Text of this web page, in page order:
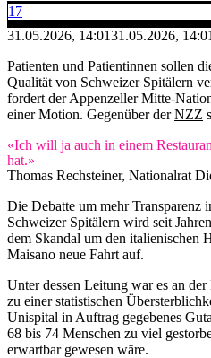
17
31.05.2026, 14:0131.05.2026, 14:01
Patienten und Patientinnen sollen
Qualität von Schweizer Spitälern
fordert der Appenzeller Mitte-
einer Motion. Gegenüber derNZZ
«Ich will ja auch in einem
hat.»
Thomas Rechsteiner, Nationalrat
Die Debatte um mehr Transparenz
Schweizer Spitälern wird seit
dem Skandal um den italienischen
Maisano neue Fahrt auf.
Unter dessen Leitung war es an
zu einer statistischen
Unispital in Auftrag gegebenes
68 bis 74 Menschen zu viel
erwartbar gewesen wäre.